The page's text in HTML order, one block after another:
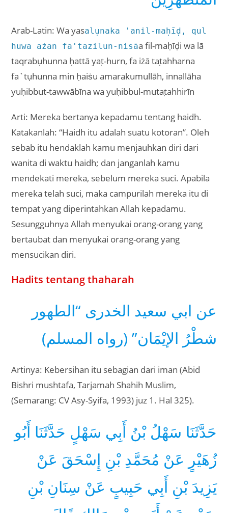
Arab-Latin: Wa yasalụnaka 'anil-maḥīḍ, qul
huwa ażan fa'tazilun-nisāa fil-maḥīḍi wa lā
taqrabụhunna ḥattā yaṭ-hurn, fa iżā taṭahharna
fa`tụhunna min ḥaiṡu amarakumullāh, innallāha
yuḥibbut-tawwābīna wa yuḥibbul-mutaṭahhirīn
Arti: Mereka bertanya kepadamu tentang haidh.
Katakanlah: “Haidh itu adalah suatu kotoran”. Oleh
sebab itu hendaklah kamu menjauhkan diri dari
wanita di waktu haidh; dan janganlah kamu
mendekati mereka, sebelum mereka suci. Apabila
mereka telah suci, maka campurilah mereka itu di
tempat yang diperintahkan Allah kepadamu.
Sesungguhnya Allah menyukai orang-orang yang
bertaubat dan menyukai orang-orang yang
mensucikan diri.
Hadits tentang thaharah
عن ابي سعيد الخدرى “الطهور
شطْرُ الإيْمَان” (رواه المسلم)
Artinya: Kebersihan itu sebagian dari iman (Abid
Bishri mushtafa, Tarjamah Shahih Muslim,
(Semarang: CV Asy-Syifa, 1993) juz 1. Hal 325).
حَدَّثَنَا سَهْلُ بْنُ أَبِي سَهْلٍ حَدَّثَنَا أَبُو
زُهَيْرٍ عَنْ مُحَمَّدِ بْنِ إِسْحَقَ عَنْ
يَزِيدَ بْنِ أَبِي حَبِيبٍ عَنْ سِنَانِ بْنِ